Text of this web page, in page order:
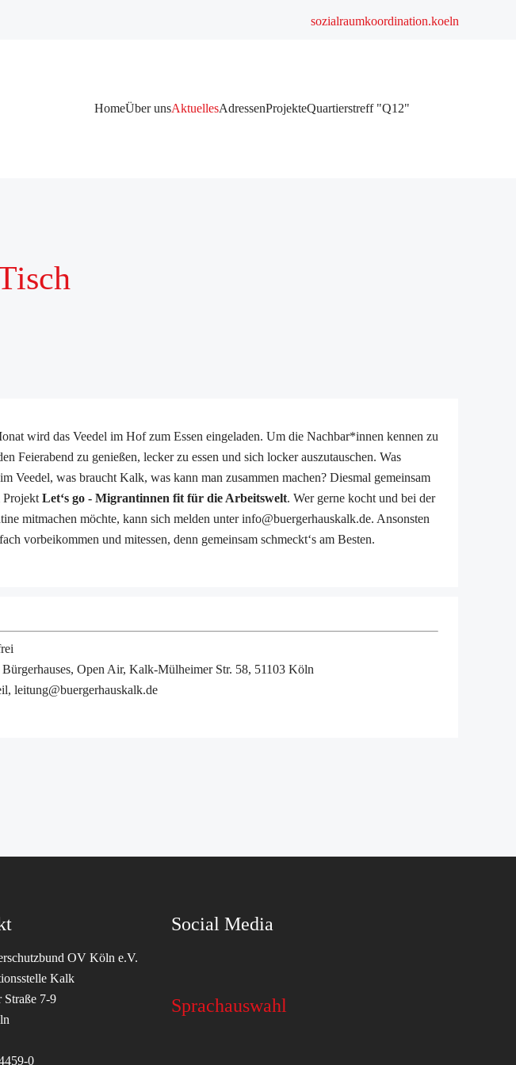
sozialraumkoordination.koeln
Navigation
HomeÜber unsAktuellesAdressenProjekteQuartierstreff "Q12"
wird das Veedel im Hof zum Essen eingeladen. Um die Nachbar*innen kennen zu
Feierabend zu genießen, lecker zu essen und sich locker auszutauschen. Was
Veedel, was braucht Kalk, was kann man zusammen machen? Diesmal gemeinsam
ProjektLet‘s go - Migrantinnen fit für die Arbeitswelt. Wer gerne kocht und bei der
mitmachen möchte, kann sich melden unter info@buergerhauskalk.de. Ansonsten
vorbeikommen und mitessen, denn gemeinsam schmeckt‘s am Besten.
Open Air, Kalk-Mülheimer Str. 58, 51103 Köln
leitung@buergerhauskalk.de
OV Köln e.V.
Kalk
Straße 7-9
0
Social Media
Sprachauswahl